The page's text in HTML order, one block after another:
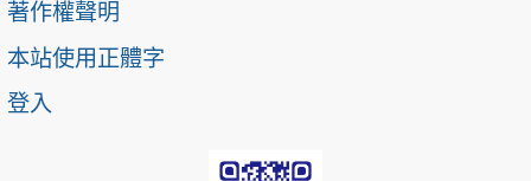
著作權聲明
本站使用正體字
登入